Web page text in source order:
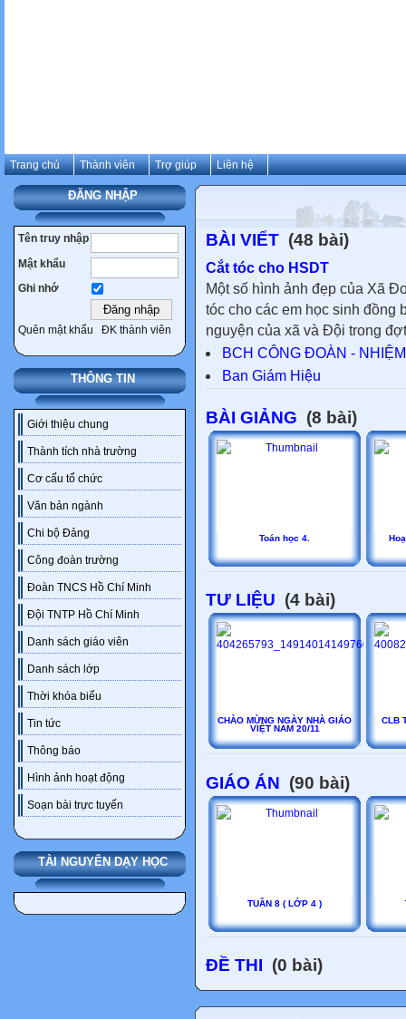
Trang chủ Thành viên Trợ giúp Liên hệ
ĐĂNG NHẬP
Tên truy nhập
Mật khẩu
Ghi nhớ
Quên mật khẩu ĐK thành viên
THÔNG TIN
Giới thiệu chung
Thành tích nhà trường
Cơ cấu tổ chức
Văn bản ngành
Chi bộ Đảng
Công đoàn trường
Đoàn TNCS Hồ Chí Minh
Đội TNTP Hồ Chí Minh
Danh sách giáo viên
Danh sách lớp
Thời khóa biểu
Tin tức
Thông báo
Hình ảnh hoạt động
Soạn bài trực tuyến
TÀI NGUYÊN DẠY HỌC
BÀI VIẾT (48 bài)
Cắt tóc cho HSDT
Một số hình ảnh đẹp của Xã
tóc cho các em học sinh đồng
nguyện của xã và Đội trong
BCH CÔNG ĐOÀN -
Ban Giám Hiệu
BÀI GIẢNG (8 bài)
Toán học 4.
TƯ LIỆU (4 bài)
CHÀO MỪNG NGÀY NHÀ GIÁO
VIỆT NAM 20/11
CLB
GIÁO ÁN (90 bài)
TUẦN 8 ( LỚP 4 )
ĐỀ THI (0 bài)